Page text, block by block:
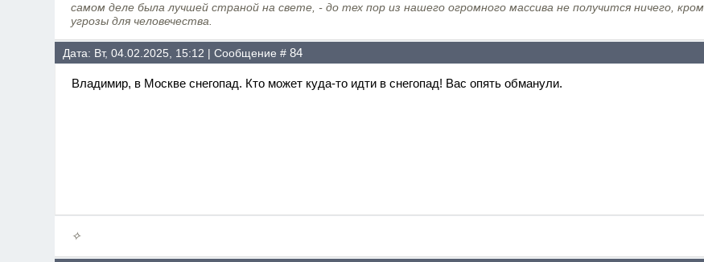
самом деле была лучшей страной на свете, - до тех пор из нашего огромного массива не получится ничего,
угрозы для человечества.
Дата: Вт, 04.02.2025, 15:12 | Сообщение #84
Владимир, в Москве снегопад. Кто может куда-то идти в снегопад! Вас опять обманули.
✧